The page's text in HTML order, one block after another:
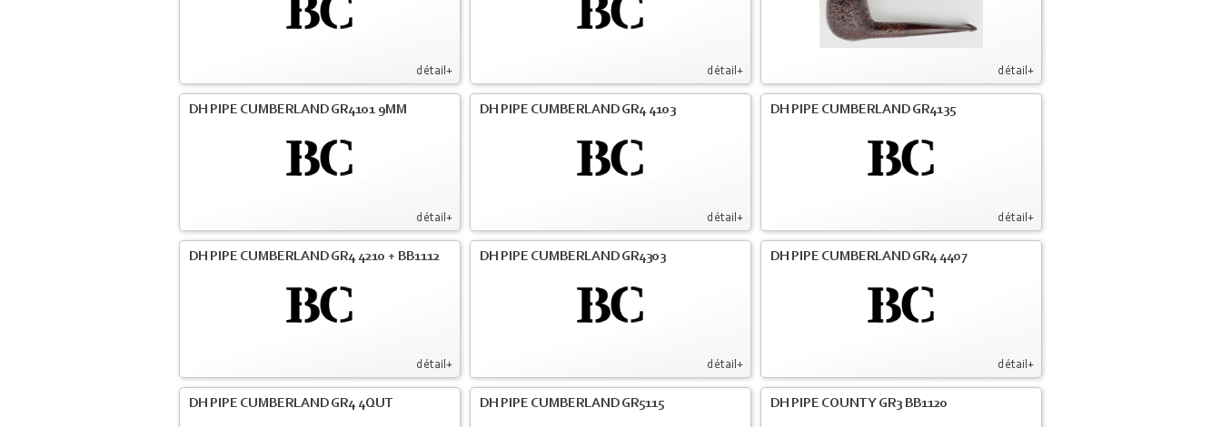
détail+ détail+ détail+
détail+
DH PIPE CUMBERLAND GR4101 9MM
détail+
DH PIPE CUMBERLAND GR4 4103
détail+
DH PIPE CUMBERLAND GR4135
détail+
DH PIPE CUMBERLAND GR4 4210 + BB1112
détail+
DH PIPE CUMBERLAND GR4303
détail+
DH PIPE CUMBERLAND GR4 4407
DH PIPE CUMBERLAND GR4 4QUT DH PIPE CUMBERLAND GR5115 DH PIPE COUNTY GR3 BB1120